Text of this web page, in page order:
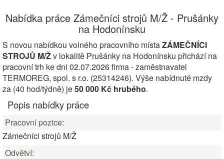
Nabídka práce Zámečníci strojů M/Ž - Prušánky
na Hodonínsku
S novou nabídkou volného pracovního místaZÁMEČNÍCI
STROJŮ M/Žv lokalitě Prušánky na Hodonínsku přichází na
pracovní trh ke dni 02.07.2026 firma - zaměstnavatel
TERMOREG, spol. s r.o. (25314246). Výše nabídnuté mzdy
za (40 hod/týdně) je50 000 Kč hrubého.
Popis nabídky práce
Pracovní pozice:
Zámečníci strojů M/Ž
Odvětví: